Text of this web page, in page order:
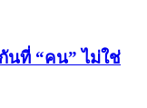
นที่ “คน” ไม่ใช่